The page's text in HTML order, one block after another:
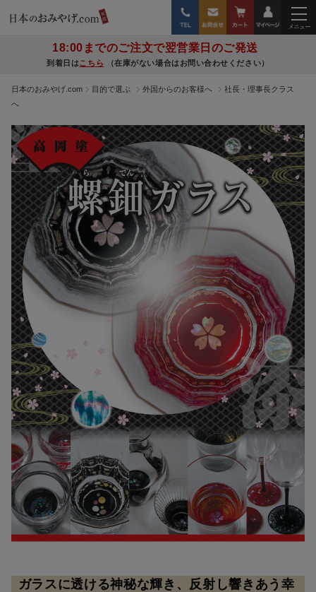
18:00までのご注文で翌営業日のご発送
到着日はこちら （在庫がない場合はお問い合わせください）
日本のおみやげ.com 目的で選ぶ 外国からのお客様へ
社長・理事長クラス
へ
ガラスに透ける神秘な輝き、反射し響きあう幸